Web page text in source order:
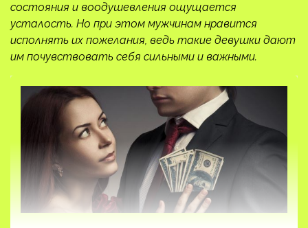
состояния и воодушевления ощущается
усталость. Но при этом мужчинам нравится
исполнять их пожелания, ведь такие девушки дают
им почувствовать себя сильными и важными.